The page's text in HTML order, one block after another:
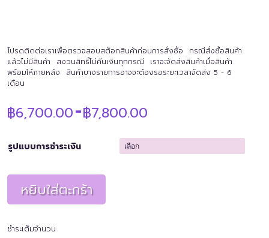
โปรดติดต่อเราเพื่อตรวจสอบสต็อกสินค้าก่อนการสั่งซื้อ กรณีสั่งซื้อสินค้า
แล้วไม่มีสินค้า สงวนสิทธิ์ไม่คืนเงินทุกกรณี เราจะจัดส่งสินค้าเมื่อสินค้า
พร้อมให้ภายหลัง สินค้าบางรายการอาจจะต้องรอระยะเวลาจัดส่ง 5 - 6
เดือน
฿6,700.00–฿7,800.00
฿6,700.00
฿7,800.00
รูปแบบการชำระเงิน
หยิบใส่ตะกร้า
ชำระเต็มจำนวน